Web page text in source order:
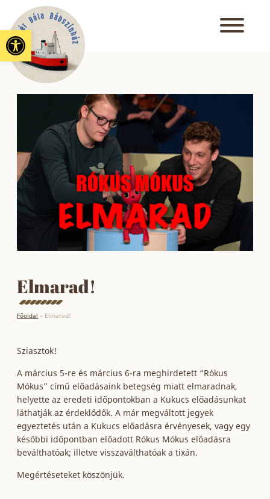
Eszköztár megnyitása
Elmarad!
Főoldal » Elmarad!
Sziasztok!
A március 5-re és március 6-ra meghirdetett “Rókus
Mókus” című előadásaink betegség miatt elmaradnak,
helyette az eredeti időpontokban a Kukucs előadásunkat
láthatják az érdeklődők. A már megváltott jegyek
egyeztetés után a Kukucs előadásra érvényesek, vagy egy
későbbi időpontban előadott Rókus Mókus előadásra
beválthatóak; illetve visszaválthatóak a tixán.
Megértéseteket köszönjük.